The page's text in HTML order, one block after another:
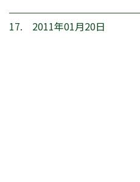
17. 2011年01月20日